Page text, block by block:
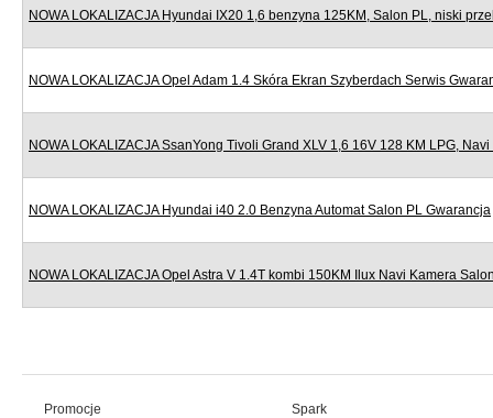
NOWA LOKALIZACJA Hyundai IX20 1,6 benzyna 125KM, Salon PL, niski
NOWA LOKALIZACJA Opel Adam 1.4 Skóra Ekran Szyberdach Serwis
NOWA LOKALIZACJA SsanYong Tivoli Grand XLV 1,6 16V 128 KM LPG,
NOWA LOKALIZACJA Hyundai i40 2.0 Benzyna Automat Salon PL Gwarancja
NOWA LOKALIZACJA Opel Astra V 1.4T kombi 150KM Ilux Navi Kamera
Promocje
Spark